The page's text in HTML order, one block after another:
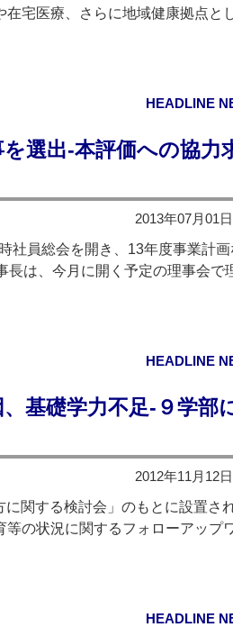
宅医療、さらに地域健康拠点と
HEADLINE
選出‐本評価への協力
2013年07月01
社員総会を開き、13年度事業計画
長は、今月に開く予定の理事会で
HEADLINE
基礎学力不足‐９学部
2012年11月12
関する検討会」のもとに設置さ
の状況に関するフォローアップ
HEADLINE